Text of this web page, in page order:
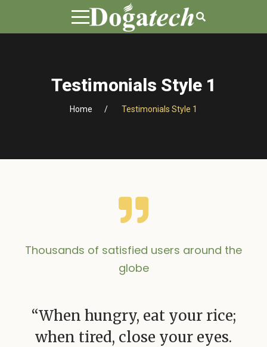
Testimonials Style 1
Home Testimonials Style 1
Thousands of satisfied users around the
globe
“When hungry, eat your rice;
when tired, close your eyes.